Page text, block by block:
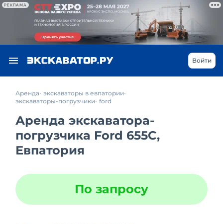
РЕКЛАМА
Войти
Аренда экскаваторы в евпатории
экскаваторы-погрузчики ford
Аренда экскаватора-
погрузчика Ford 655C,
Евпатория
По запросу